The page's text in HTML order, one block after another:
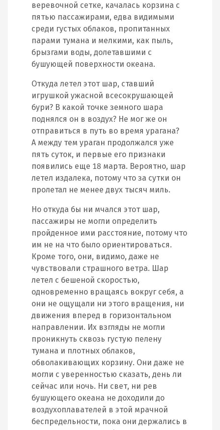
веревочной сетке, качалась корзина с
пятью пассажирами, едва видимыми
среди густых облаков, пропитанных
парами тумана и мелкими, как пыль,
брызгами воды, долетавшими с
бушующей поверхности океана.
Откуда летел этот шар, ставший
игрушкой ужасной всесокрушающей
бури? В какой точке земного шара
поднялся он в воздух? Не мог же он
отправиться в путь во время урагана?
А между тем ураган продолжался уже
пять суток, и первые его признаки
появились еще 18 марта. Вероятно, шар
летел издалека, потому что за сутки он
пролетал не менее двух тысяч миль.
Но откуда бы ни мчался этот шар,
пассажиры не могли определить
пройденное ими расстояние, потому что
им не на что было ориентироваться.
Кроме того, они, видимо, даже не
чувствовали страшного ветра. Шар
летел с бешеной скоростью,
одновременно вращаясь вокруг себя, а
они не ощущали ни этого вращения, ни
движения вперед в горизонтальном
направлении. Их взгляды не могли
проникнуть сквозь густую пелену
тумана и плотных облаков,
обволакивающих корзину. Они даже не
могли с уверенностью сказать, день ли
сейчас или ночь. Ни свет, ни рев
бушующего океана не доходили до
воздухоплавателей в этой мрачной
беспредельности, пока они держались в